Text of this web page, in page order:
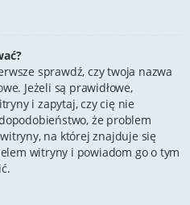
sprawdź, czy twoja nazwa
Jeżeli są prawidłowe,
i zapytaj, czy cię nie
że problem
na której znajduje się
witryny i powiadom go o tym